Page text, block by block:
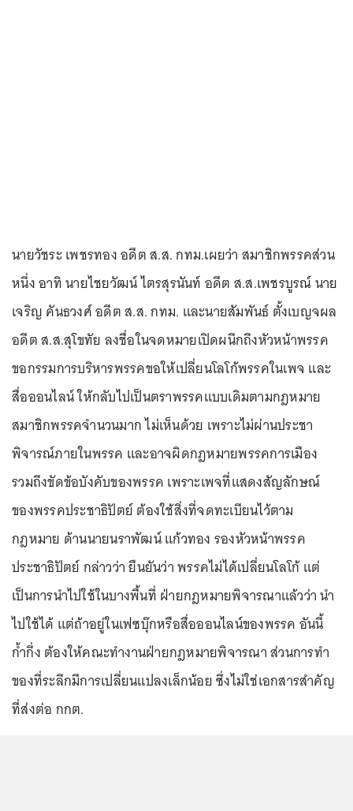
นายวัชระ เพชรทอง อดีต ส.ส. กทม.เผยว่า สมาชิกพรรคส่วน
หนึ่ง อาทิ นายไชยวัฒน์ ไตรสุรนันท์ อดีต ส.ส.เพชรบูรณ์ นาย
เจริญ คันธวงศ์ อดีต ส.ส. กทม. และนายสัมพันธ์ ตั้งเบญจผล
อดีต ส.ส.สุโขทัย ลงชื่อในจดหมายเปิดผนึกถึงหัวหน้าพรรค
ขอกรรมการบริหารพรรคขอให้เปลี่ยนโลโก้พรรคในเพจ และ
สื่อออนไลน์ ให้กลับไปเป็นตราพรรคแบบเดิมตามกฎหมาย
สมาชิกพรรคจำนวนมาก ไม่เห็นด้วย เพราะไม่ผ่านประชา
พิจารณ์ภายในพรรค และอาจผิดกฎหมายพรรคการเมือง
รวมถึงขัดข้อบังคับของพรรค เพราะเพจที่แสดงสัญลักษณ์
ของพรรคประชาธิปัตย์ ต้องใช้สิ่งที่จดทะเบียนไว้ตาม
กฎหมาย ด้านนายนราพัฒน์ แก้วทอง รองหัวหน้าพรรค
ประชาธิปัตย์ กล่าวว่า ยืนยันว่า พรรคไม่ได้เปลี่ยนโลโก้ แต่
เป็นการนำไปใช้ในบางพื้นที่ ฝ่ายกฎหมายพิจารณาแล้วว่า นำ
ไปใช้ได้ แต่ถ้าอยู่ในเฟซบุ๊กหรือสื่อออนไลน์ของพรรค อันนี้
ก้ำกึ่ง ต้องให้คณะทำงานฝ่ายกฎหมายพิจารณา ส่วนการทำ
ของที่ระลึกมีการเปลี่ยนแปลงเล็กน้อย ซึ่งไม่ใช่เอกสารสำคัญ
ที่ส่งต่อ กกต.